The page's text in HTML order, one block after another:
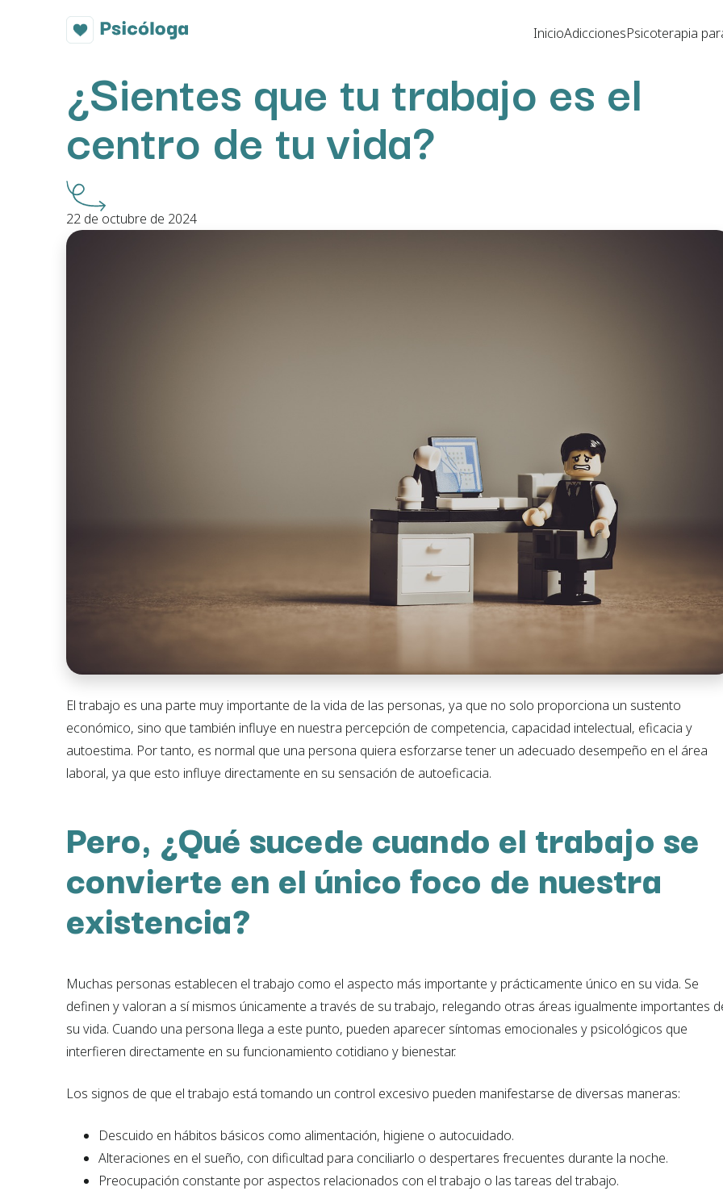
InicioAdiccionesPsicoterapia
¿Sientes que tu trabajo es el
centro de tu vida?
22 de octubre de 2024
El trabajo es una parte muy importante de la vida de las personas, ya que no solo proporciona un sustento
económico, sino que también influye en nuestra percepción de competencia, capacidad intelectual, eficacia y
autoestima. Por tanto, es normal que una persona quiera esforzarse tener un adecuado desempeño en el área
laboral, ya que esto influye directamente en su sensación de autoeficacia.
Pero, ¿Qué sucede cuando el trabajo se
convierte en el único foco de nuestra
existencia?
Muchas personas establecen el trabajo como el aspecto más importante y prácticamente único en su vida. Se
definen y valoran a sí mismos únicamente a través de su trabajo, relegando otras áreas igualmente importantes
su vida. Cuando una persona llega a este punto, pueden aparecer síntomas emocionales y psicológicos que
interfieren directamente en su funcionamiento cotidiano y bienestar.
Los signos de que el trabajo está tomando un control excesivo pueden manifestarse de diversas maneras:
Descuido en hábitos básicos como alimentación, higiene o autocuidado.
Alteraciones en el sueño, con dificultad para conciliarlo o despertares frecuentes durante la noche.
Preocupación constante por aspectos relacionados con el trabajo o las tareas del trabajo.